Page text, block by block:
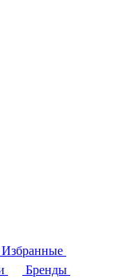
Избранные
Бренды